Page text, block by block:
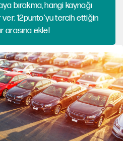
bırakma, hangi kaynağı
12punto'yu tercih ettiğin
arasına ekle!